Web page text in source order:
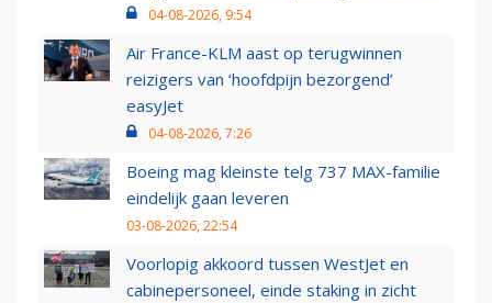
04-08-2026, 9:54
Air France-KLM aast op terugwinnen
reizigers van ‘hoofdpijn bezorgend’
easyJet
04-08-2026, 7:26
Boeing mag kleinste telg 737 MAX-familie
eindelijk gaan leveren
03-08-2026, 22:54
Voorlopig akkoord tussen WestJet en
cabinepersoneel, einde staking in zicht